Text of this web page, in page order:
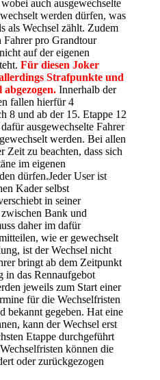
auch ausgewechselte
werden dürfen, was
als Wechsel zählt. Zudem
Fahrer pro Grandtour
auf der eigenen
Für diesen Joker
Strafpunkte und
abgezogen. Innerhalb der
fallen hierfür 4
8 und ab der 15. Etappe 12
ausgewechselte Fahrer
werden. Bei allen
Zeit zu beachten, dass sich
im eigenen
dürfen.Jeder User ist
Kader selbst
in seiner
Bank und
daher im dafür
wie er gewechselt
ist der Wechsel nicht
bringt ab dem Zeitpunkt
in das Rennaufgebot
jeweils zum Start einer
für die Wechselfristen
bekannt gegeben. Hat eine
kann der Wechsel erst
Etappe durchgeführt
können die
oder zurückgezogen